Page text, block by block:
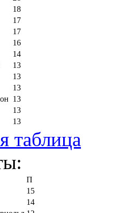
18
17
17
16
14
13
13
13
13
13
13
таблица
П
15
14